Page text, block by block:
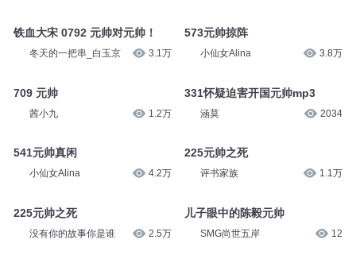
铁血大宋 0792 元帅对元帅！
冬天的一把串_白玉京 3.1万
709 元帅
茜小九 1.2万
541元帅真闲
小仙女Alina 4.2万
225元帅之死
没有你的故事你是谁 2.5万
573元帅掠阵
小仙女Alina 3.8万
331怀疑迫害开国元帅mp3
涵莫 2034
225元帅之死
评书家族 1.1万
儿子眼中的陈毅元帅
SMG尚世五岸 12